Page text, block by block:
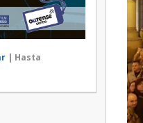
| Hasta